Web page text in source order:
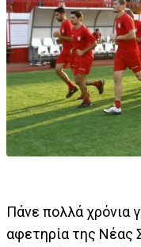
Πάνε πολλά χρόνια
αφετηρία της Νέας